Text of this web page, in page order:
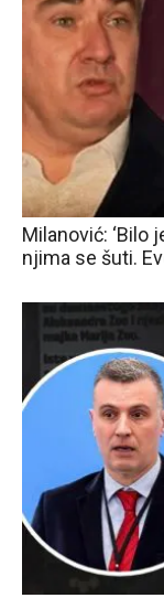
Milanović: ‘Bilo
njima se šuti.